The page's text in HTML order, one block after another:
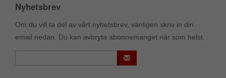
Nyhetsbrev
Om du vill ta del av vårt nyhetsbrev, vänligen skriv in din
email nedan. Du kan avbryta abonnemanget när som helst.